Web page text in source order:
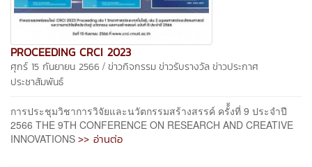
PROCEEDING CRCI 2023
ศุกร์ 15 กันยายน 2566 / ข่าวกิจกรรมข่าวรับรางวัลข่าวประกาศ
ประชาสัมพันธ์
การประชุมวิชาการวิจัยและนวัตกรรมสร้างสรรค์ ครั้้งที่ 9 ประจำปี
2566 THE 9TH CONFERENCE ON RESEARCH AND CREATIVE
INNOVATIONS >> อ่านต่อ